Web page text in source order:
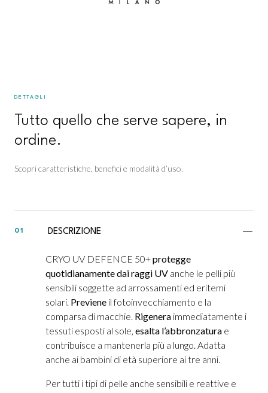
DETTAGLI
Tutto quello che serve sapere, in
ordine.
Scopri caratteristiche, benefici e modalità d’uso.
01 DESCRIZIONE
CRYO UV DEFENCE 50+protegge
quotidianamente dai raggi UV anche le pelli più
sensibili soggette ad arrossamenti ed eritemi
solari. Previene il fotoinvecchiamento e la
comparsa di macchie. Rigenera immediatamente i
tessuti esposti al sole, esalta l’abbronzatura e
contribuisce a mantenerla più a lungo. Adatta
anche ai bambini di età superiore ai tre anni.
Per tutti i tipi di pelle anche sensibili e reattive e